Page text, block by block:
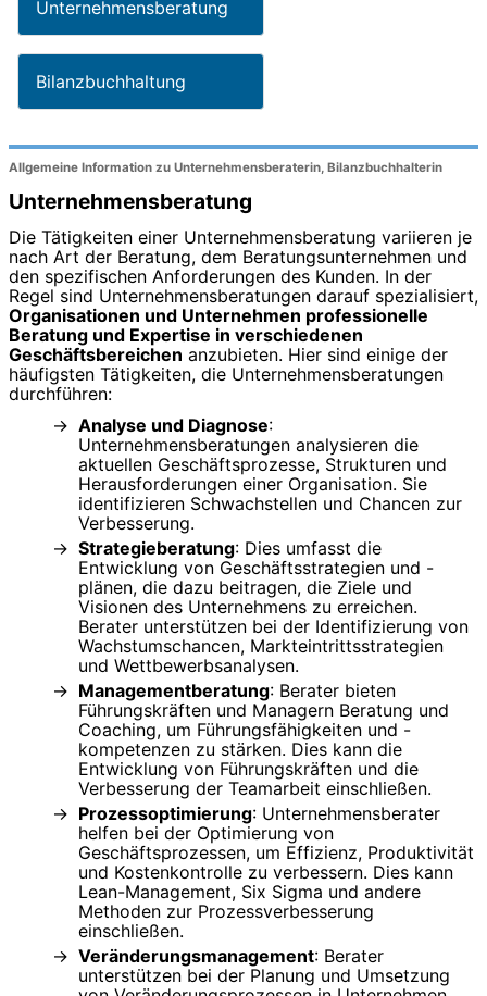
Unternehmensberatung
Bilanzbuchhaltung
Allgemeine Information zu Unternehmensberaterin, Bilanzbuchhalterin
Unternehmensberatung
Die Tätigkeiten einer Unternehmensberatung variieren je
nach Art der Beratung, dem Beratungsunternehmen und
den spezifischen Anforderungen des Kunden. In der
Regel sind Unternehmensberatungen darauf spezialisiert,
Organisationen und Unternehmen professionelle
Beratung und Expertise in verschiedenen
Geschäftsbereichen anzubieten. Hier sind einige der
häufigsten Tätigkeiten, die Unternehmensberatungen
durchführen:
Analyse und Diagnose:
Unternehmensberatungen analysieren die
aktuellen Geschäftsprozesse, Strukturen und
Herausforderungen einer Organisation. Sie
identifizieren Schwachstellen und Chancen zur
Verbesserung.
Strategieberatung: Dies umfasst die
Entwicklung von Geschäftsstrategien und -
plänen, die dazu beitragen, die Ziele und
Visionen des Unternehmens zu erreichen.
Berater unterstützen bei der Identifizierung von
Wachstumschancen, Markteintrittsstrategien
und Wettbewerbsanalysen.
Managementberatung: Berater bieten
Führungskräften und Managern Beratung und
Coaching, um Führungsfähigkeiten und -
kompetenzen zu stärken. Dies kann die
Entwicklung von Führungskräften und die
Verbesserung der Teamarbeit einschließen.
Prozessoptimierung: Unternehmensberater
helfen bei der Optimierung von
Geschäftsprozessen, um Effizienz, Produktivität
und Kostenkontrolle zu verbessern. Dies kann
Lean-Management, Six Sigma und andere
Methoden zur Prozessverbesserung
einschließen.
Veränderungsmanagement: Berater
unterstützen bei der Planung und Umsetzung